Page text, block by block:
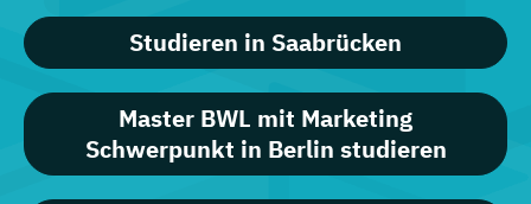
Studieren in Saabrücken
Master BWL mit Marketing
Schwerpunkt in Berlin studieren